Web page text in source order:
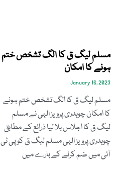
مسلم لیگ ق کا الگ تشخص ختم
ہونے کا امکان
January 16, 2023
مسلم لیگ ق کا الگ تشخص ختم ہونے
کا امکان چوہدری پرویز الہی نے مسلم
لیگ ق کا اجلاس بلا لیا ذرائع کے مطابق
چوہدری پرویز الہی مسلم لیگ ق کو پی ٹی
آئی میں ضم کرنے کے بارے میں